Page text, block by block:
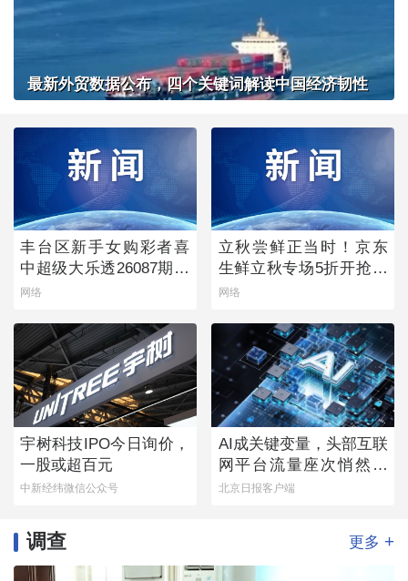
最新外贸数据公布，四个关键词解读中国经济韧性
丰台区新手女购彩者喜
中超级大乐透26087期一
等奖
网络
立秋尝鲜正当时！京东
生鲜立秋专场5折开抢，
承包你的秋日餐桌
网络
宇树科技IPO今日询价，
一股或超百元
中新经纬微信公众号
AI成关键变量，头部互联
网平台流量座次悄然生
变
北京日报客户端
调查 更多 +